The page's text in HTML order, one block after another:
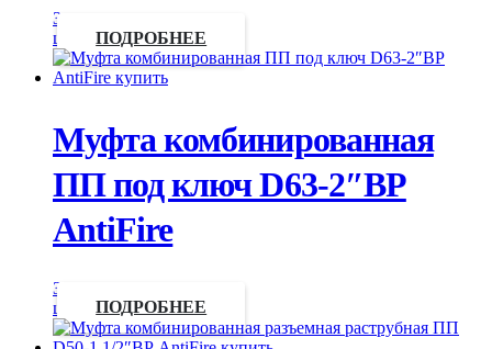
Запросить
цену
ПОДРОБНЕЕ
Муфта комбинированная
ПП под ключ D63-2″ВР
AntiFire
Запросить
цену
ПОДРОБНЕЕ